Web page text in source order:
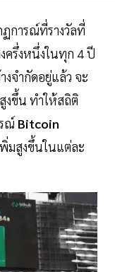
การณ์ที่รางวัลที่
ครึ่งหนึ่งในทุก 4 ปี
จำกัดอยู่แล้ว จะ
งขึ้น ทำให้สถิติ
ณ์ Bitcoin
มสูงขึ้นในแต่ละ